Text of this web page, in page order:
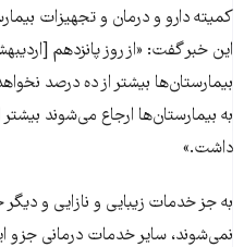
کمیته دارو و درمان و تجهیزات
این خبر گفت: «از روز پانزدهم
بیمارستان‌ها بیشتر از ده درصد
به بیمارستان‌ها ارجاع می‌شوند
داشت.»
به جز خدمات زیبایی و نازایی و
نمی‌شوند، سایر خدمات درمانی